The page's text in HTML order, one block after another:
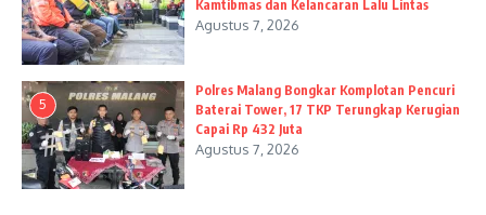
Kamtibmas dan Kelancaran Lalu Lintas
Agustus 7, 2026
5
Polres Malang Bongkar Komplotan Pencuri
Baterai Tower, 17 TKP Terungkap Kerugian
Capai Rp 432 Juta
Agustus 7, 2026